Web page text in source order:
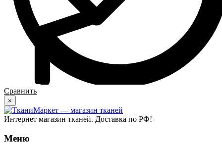
Сравнить
×
Интернет магазин тканей. Доставка по РФ!
Меню